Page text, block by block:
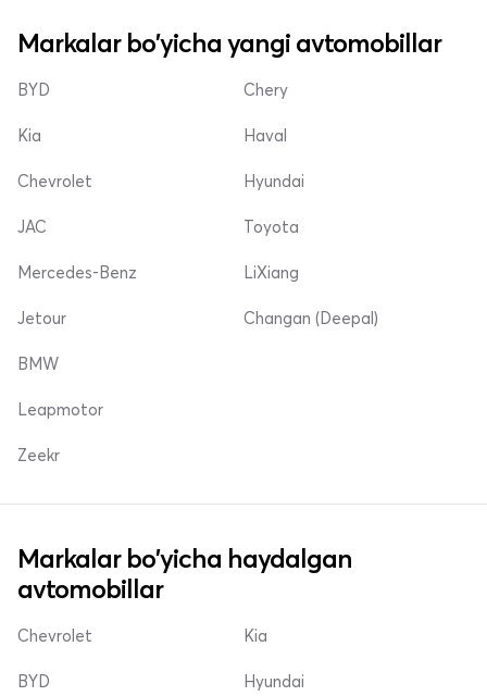
Markalar bo'yicha yangi avtomobillar
BYD
Kia
Chevrolet
Chery
Haval
Hyundai
JAC
Mercedes-Benz
Jetour
Toyota
LiXiang
Changan (Deepal)
BMW
Leapmotor
Zeekr
Markalar bo'yicha haydalgan
avtomobillar
Chevrolet
BYD
Kia
Hyundai